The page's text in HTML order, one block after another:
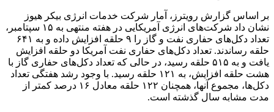
بر اساس گزارش رویترز، آمار شرکت خدمات انرژی بیکر هیوز
نشان داد شرکت‌های انرژی آمریکایی در هفته منتهی به ۱۵ سپتامبر،
تعداد دکل‌های حفاری نفت و گاز را ۹ حلقه افزایش داده و به ۶۴۱
حلقه رساندند. تعداد دکل‌های حفاری نفت آمریکا دو حلقه افزایش
یافت و به ۵۱۵ حلقه رسید، در حالی که تعداد دکل‌های حفاری گاز با
هشت حلقه افزایش، به ۱۲۱ حلقه رسید. با وجود رشد هفتگی تعداد
دکل‌ها، مجموع آنها، همچنان ۱۲۲ حلقه معادل ۱۶ درصد کمتر از
مدت مشابه سال گذشته است.